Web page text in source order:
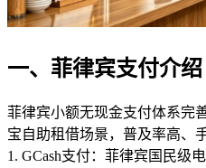
一、菲律宾支付介绍
菲律宾小额无现金支付体系完
宝自助租借场景，普及率高、
1. GCash支付：菲律宾国民级